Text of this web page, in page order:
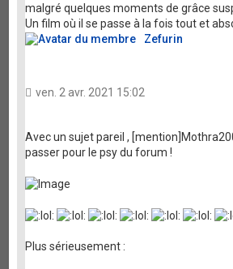
malgré quelques moments de grâce
Un film où il se passe à la fois tout et
Zefurin
ven. 2 avr. 2021 15:02
Avec un sujet pareil ,
passer pour le psy du forum !
Plus sérieusement :